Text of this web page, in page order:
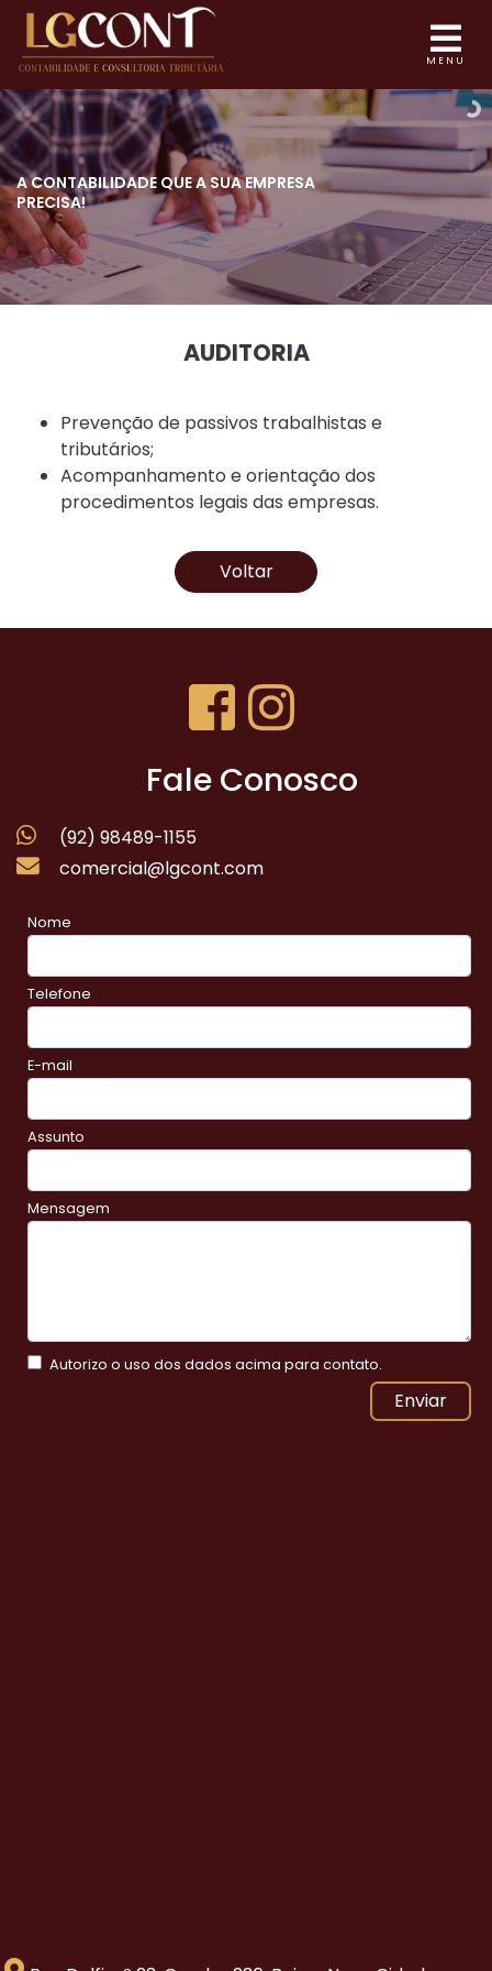
MENU
A CONTABILIDADE QUEA SUA EMPRESA
PRECISA!
AUDITORIA
Prevenção de passivos trabalhistas e
tributários;
Acompanhamento e orientação dos
procedimentos legais das empresas.
Voltar
Fale Conosco
(92) 98489-1155
comercial@lgcont.com
Nome
Telefone
E-mail
Assunto
Mensagem
Autorizo o uso dos dados acima para contato.
Enviar